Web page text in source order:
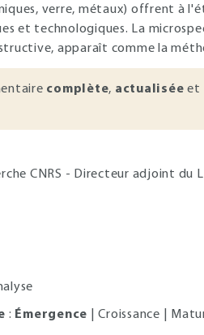
verre, métaux) offrent à
et technologiques. La
apparaît comme la
complète, actualisée et
CNRS - Directeur adjoint du
: Émergence | Croissance |